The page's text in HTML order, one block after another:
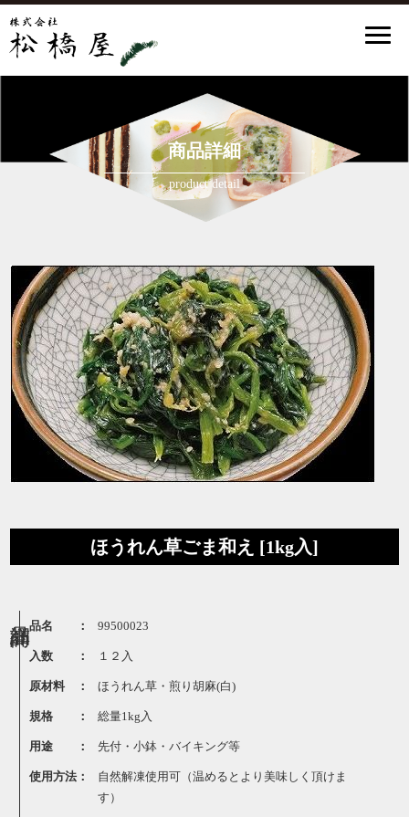
商品詳細
product detail
ほうれん草ごま和え [1kg入]
品名 ： 99500023
入数 ： １２入
原材料 ： ほうれん草・煎り胡麻(白)
規格 ： 総量1kg入
用途 ： 先付・小鉢・バイキング等
使用方法：
自然解凍使用可（温めるとより美味しく頂けま
す）